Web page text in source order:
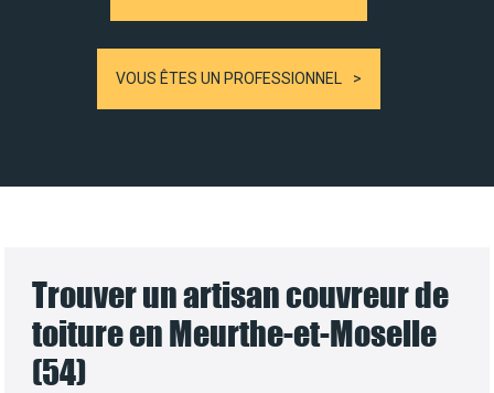
VOUS ÊTES UN PROFESSIONNEL
Trouver un artisan couvreur de
toiture en Meurthe-et-Moselle
(54)